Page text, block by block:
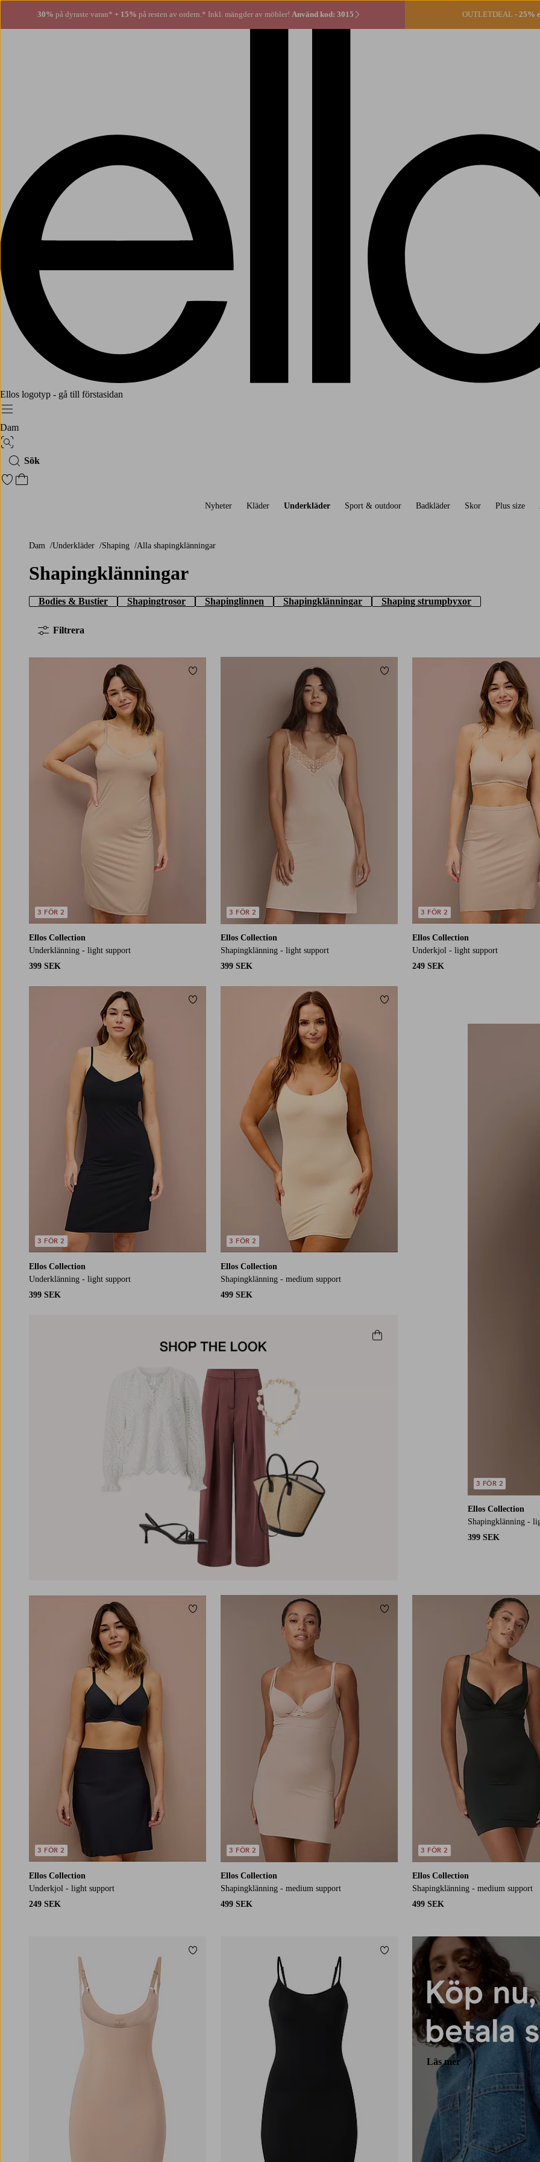
30% på dyraste varan* + 15% på resten av ordern.* Inkl. mängder av möbler! Använd kod: 3015 OUTLETDEAL - 25%
Ellos logotyp - gå till förstasidan
Meny
Dam
Bildsök
Sök
Gå till favoritmarkerade produkter
Gå till kundvagnen
Nyheter Kläder Underkläder Sport & outdoor Badkläder Skor Plus size
Dam Underkläder Shaping Alla shapingklänningar
Shapingklänningar
Bodies & Bustier Shapingtrosor Shapinglinnen Shapingklänningar Shaping strumpbyxor
Filtrera
Ellos Collection
Shapingklänning -
399 SEK
3 FÖR 2
Ellos Collection
Underklänning - light support
399 SEK
3 FÖR 2
Lägg till i favoriter
Ellos Collection
Shapingklänning - light support
399 SEK
3 FÖR 2
Lägg till i favoriter
Ellos Collection
Underkjol - light support
249 SEK
3 FÖR 2
Ellos Collection
Underklänning - light support
399 SEK
3 FÖR 2
Lägg till i favoriter
Ellos Collection
Shapingklänning - medium support
499 SEK
3 FÖR 2
Lägg till i favoriter
46/48
Ellos Collection
Underkjol - light support
249 SEK
3 FÖR 2
Lägg till i favoriter
Ellos Collection
Shapingklänning - medium support
499 SEK
3 FÖR 2
Lägg till i favoriter
Ellos Collection
Shapingklänning - medium support
499 SEK
3 FÖR 2
Lägg till i favoriter Lägg till i favoriter
Läs mer